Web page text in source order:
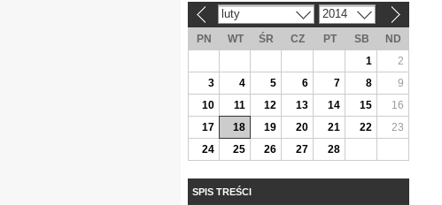
luty 2014
PN WT ŚR CZ PT SB
ND
1
2
3
4 5 6 7 8
9
10
11 12 13 14 15
16
17
18 19 20 21 22
23
24
25 26 27 28
SPIS TREŚCI